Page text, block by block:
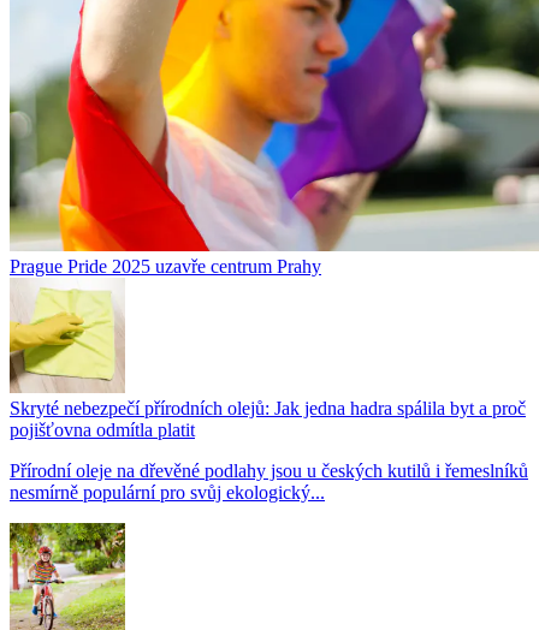
Prague Pride 2025 uzavře centrum Prahy
Skryté nebezpečí přírodních olejů: Jak jedna hadra spálila byt a proč
pojišťovna odmítla platit
Přírodní oleje na dřevěné podlahy jsou u českých kutilů i řemeslníků
nesmírně populární pro svůj ekologický...